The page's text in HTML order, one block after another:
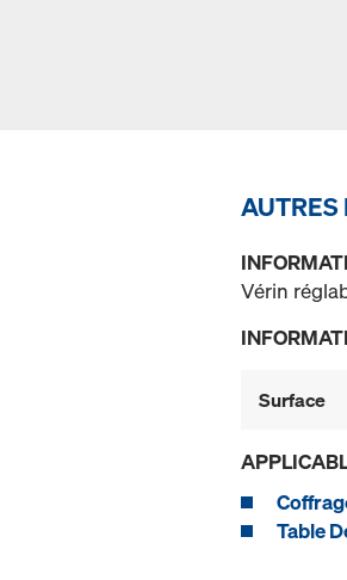
AUTRES
Vérin
Surface
Table